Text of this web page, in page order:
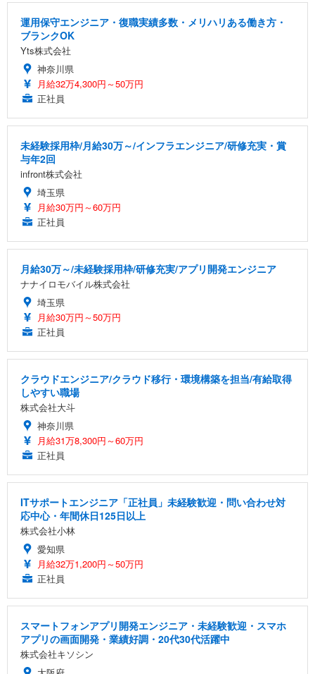
運用保守エンジニア・復職実績多数・メリハリある働き方・
ブランクOK
Yts株式会社
神奈川県
月給32万4,300円～50万円
正社員
未経験採用枠/月給30万～/インフラエンジニア/研修充実・賞
与年2回
infront株式会社
埼玉県
月給30万円～60万円
正社員
月給30万～/未経験採用枠/研修充実/アプリ開発エンジニア
ナナイロモバイル株式会社
埼玉県
月給30万円～50万円
正社員
クラウドエンジニア/クラウド移行・環境構築を担当/有給取得
しやすい職場
株式会社大斗
神奈川県
月給31万8,300円～60万円
正社員
ITサポートエンジニア「正社員」未経験歓迎・問い合わせ対
応中心・年間休日125日以上
株式会社小林
愛知県
月給32万1,200円～50万円
正社員
スマートフォンアプリ開発エンジニア・未経験歓迎・スマホ
アプリの画面開発・業績好調・20代30代活躍中
株式会社キソシン